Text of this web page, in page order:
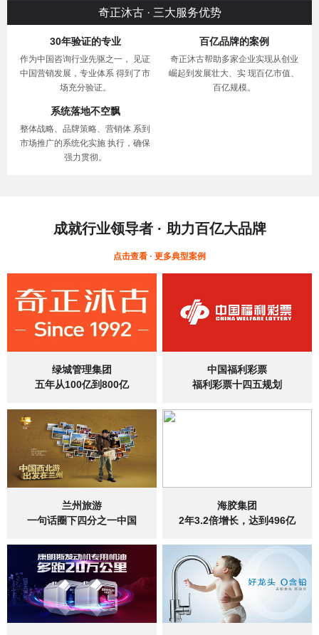
奇正沐古 · 三大服务优势
30年验证的专业
作为中国咨询行业先驱之一， 见证
中国营销发展，专业体系 得到了市
场充分验证。
百亿品牌的案例
奇正沐古帮助多家企业实现从创业
崛起到发展壮大、实 现百亿市值、
百亿规模。
系统落地不空飘
整体战略、品牌策略、营销体 系到
市场推广的系统化实施 执行，确保
强力贯彻。
成就行业领导者 · 助力百亿大品牌
点击查看 · 更多典型案例
绿城管理集团
五年从100亿到800亿
中国福利彩票
福利彩票十四五规划
兰州旅游
一句话圈下四分之一中国
海胶集团
2年3.2倍增长，达到496亿